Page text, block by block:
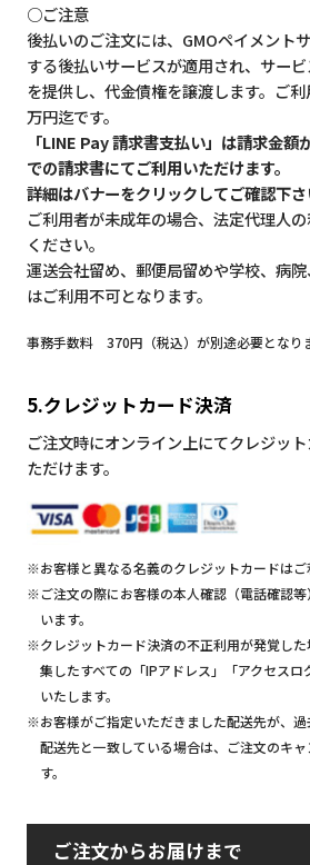
○ご注意
後払いのご注文には、GMOペイメント
する後払いサービスが適用され、サー
を提供し、代金債権を譲渡します。ご
万円迄です。
「LINE Pay 請求書支払い」は請求金
での請求書にてご利用いただけます。
詳細はバナーをクリックしてご確認下さ
ご利用者が未成年の場合、法定代理人
ください。
運送会社留め、郵便局留めや学校、病
はご利用不可となります。
事務手数料 370円（税込）が別途必要となりま
5.クレジットカード決済
ご注文時にオンライン上にてクレジッ
ただけます。
※お客様と異なる名義のクレジットカードはご
※ご注文の際にお客様の本人確認（電話確認
います。
※クレジットカード決済の不正利用が発覚し
集したすべての「IPアドレス」「アクセス
いたします。
※お客様がご指定いただきました配送先が、
配送先と一致している場合は、ご注文のキ
す。
ご注文からお届けまで